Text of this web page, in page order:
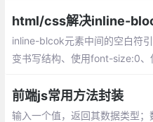
inline-blcok元素中间的空白符
变书写结构、使用font-size:0
6等）、YUI的inline-block间隙处
前端js常用方法封装
输入一个值，返回其数据类型